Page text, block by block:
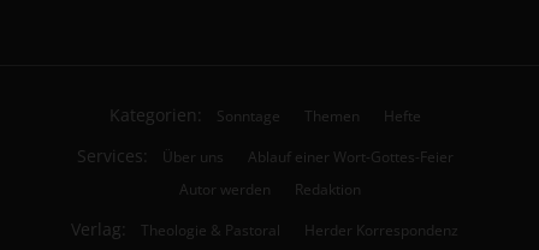
Kategorien: Sonntage Themen Hefte
Services: Über uns
Ablauf einer Wort-Gottes-Feier
Autor werden
Redaktion
Verlag: Theologie & Pastoral
Herder Korrespondenz